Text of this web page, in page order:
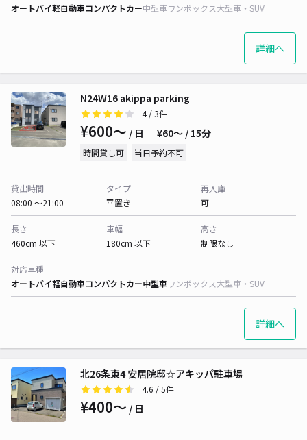
オートバイ軽自動車コンパクトカー中型車ワンボックス大型車・SUV
詳細へ
N24W16 akippa parking
4/ 3件
¥600〜 / 日 ¥60〜 / 15分
時間貸し可 当日予約不可
貸出時間
08:00 〜21:00
タイプ
平置き
再入庫
可
長さ
460cm 以下
車幅
180cm 以下
高さ
制限なし
対応車種
オートバイ軽自動車コンパクトカー中型車ワンボックス大型車・SUV
詳細へ
北26条東4 安居院邸☆アキッパ駐車場
4.6 / 5件
¥400〜 / 日